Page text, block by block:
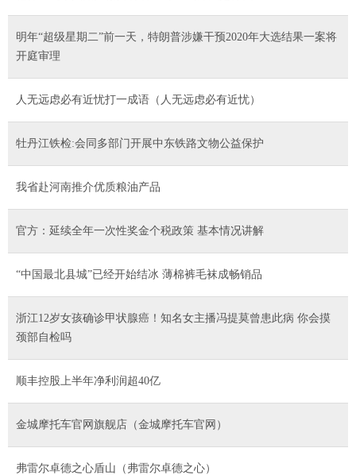
明年“超级星期二”前一天，特朗普涉嫌干预2020年大选结果一案将
开庭审理
人无远虑必有近忧打一成语（人无远虑必有近忧）
牡丹江铁检:会同多部门开展中东铁路文物公益保护
我省赴河南推介优质粮油产品
官方：延续全年一次性奖金个税政策 基本情况讲解
“中国最北县城”已经开始结冰 薄棉裤毛袜成畅销品
浙江12岁女孩确诊甲状腺癌！知名女主播冯提莫曾患此病 你会摸
颈部自检吗
顺丰控股上半年净利润超40亿
金城摩托车官网旗舰店（金城摩托车官网）
弗雷尔卓德之心盾山（弗雷尔卓德之心）